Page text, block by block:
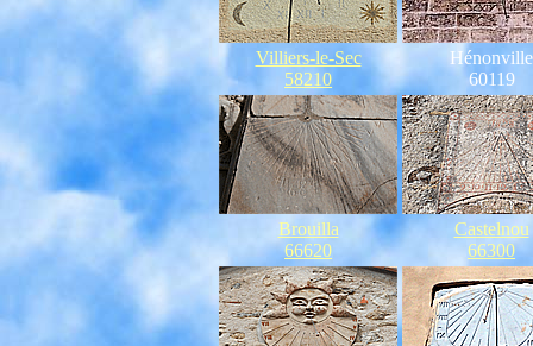
Villiers-le-Sec
58210
Hénonville
60119
Brouilla
66620
Castelnou
66300